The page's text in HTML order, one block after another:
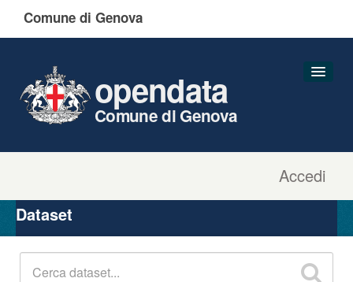
Comune di Genova
Accedi
opendata
Comune di Genova
Organizzazioni
Gruppi
Dataset